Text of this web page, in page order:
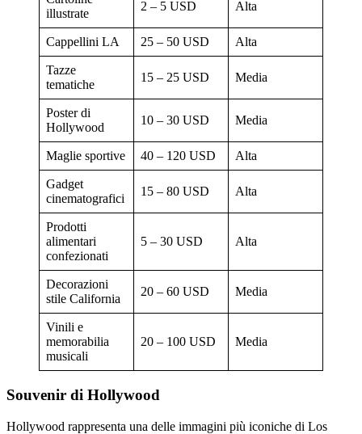
illustrate
2 – 5 USD Alta
Cappellini LA 25 – 50 USD Alta
Tazze
tematiche
15 – 25 USD Media
Poster di
Hollywood
10 – 30 USD Media
Maglie sportive 40 – 120 USD Alta
Gadget
cinematografici
15 – 80 USD Alta
Prodotti
alimentari
confezionati
5 – 30 USD Alta
Decorazioni
stile California
20 – 60 USD Media
Vinili e
memorabilia
musicali
20 – 100 USD Media
Souvenir di Hollywood
Hollywood rappresenta una delle immagini più iconiche di Los